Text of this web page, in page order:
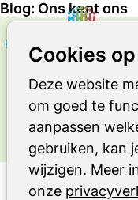
Cookies
Deze website
om goed te
aanpassen
gebruiken, kan
wijzigen. Meer
onze
Blog: Ons kent ons
OVER LEVEN